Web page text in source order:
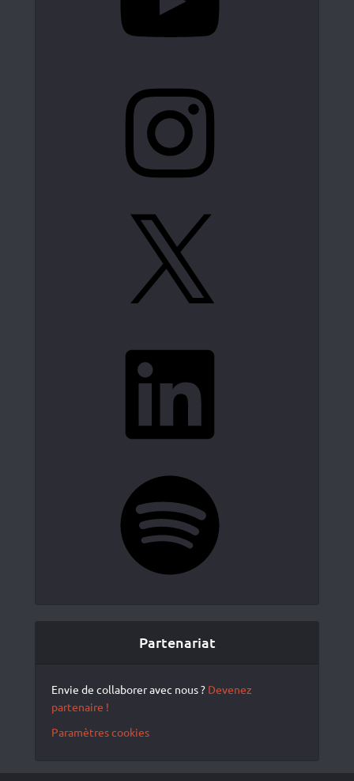
Partenariat
Envie de collaborer avec nous ? Devenez
partenaire !
Paramètres cookies